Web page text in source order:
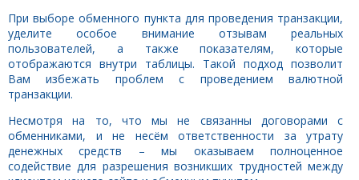
При выборе обменного пункта для проведения транзакции,
уделите особое внимание отзывам реальных
пользователей, а также показателям, которые
отображаются внутри таблицы. Такой подход позволит
Вам избежать проблем с проведением валютной
транзакции.
Несмотря на то, что мы не связанны договорами с
обменниками, и не несём ответственности за утрату
денежных средств – мы оказываем полноценное
содействие для разрешения возникших трудностей между